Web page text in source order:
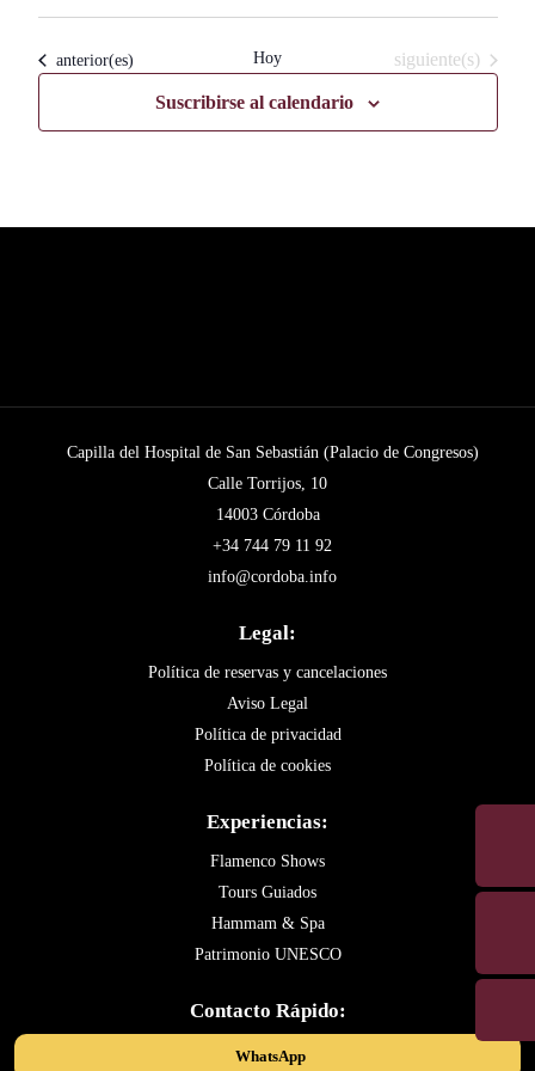
Eventos
anterior(es) Hoy Eventos
siguiente(s)
Suscribirse al calendario
Capilla del Hospital de San Sebastián (Palacio de Congresos)
Calle Torrijos, 10
14003 Córdoba
+34 744 79 11 92
info@cordoba.info
Legal:
Política de reservas y cancelaciones
Aviso Legal
Política de privacidad
Política de cookies
Experiencias:
Flamenco Shows
Tours Guiados
Hammam & Spa
Patrimonio UNESCO
Contacto Rápido:
WhatsApp